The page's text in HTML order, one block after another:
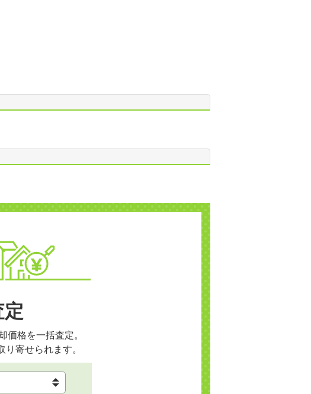
価格を一括査定。
寄せられます。